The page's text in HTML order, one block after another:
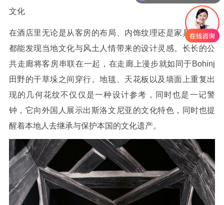
文化
在酒店里无论是从客房的布局、内饰纹理还是家具细部中
都能发现当地文化与风土人情带来的设计灵感。长长的公
共走廊将客房串联在一起，在走廊上漫步就如同于Bohinj
田野的干草垛之间穿行。地毯、天花板以及墙面上重复出
现的几何花纹不仅仅是一种设计参考，同时也是一记警
钟，它向外国人展示出斯洛文尼亚的文化特色，同时也提
醒着本地人去继承与保护本国的文化遗产。